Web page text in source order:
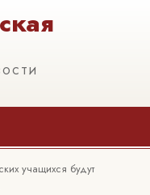
учащихся будут